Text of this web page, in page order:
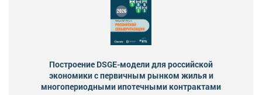
Построение DSGE-модели для российской
экономики с первичным рынком жилья и
многопериодными ипотечными контрактами